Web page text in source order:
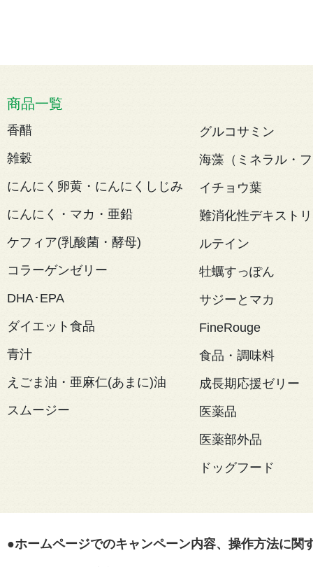
商品一覧
香醋
雑穀
にんにく卵黄・にんにくしじみ
にんにく・マカ・亜鉛
ケフィア(乳酸菌・酵母)
コラーゲンゼリー
DHA･EPA
ダイエット食品
青汁
えごま油・亜麻仁(あまに)油
スムージー
グルコサミン
海藻（ミネラル・
イチョウ葉
難消化性デキスト
ルテイン
牡蠣すっぽん
サジーとマカ
FineRouge
食品・調味料
成長期応援ゼリー
医薬品
医薬部外品
ドッグフード
●ホームページでのキャンペーン内容、操作方法に関